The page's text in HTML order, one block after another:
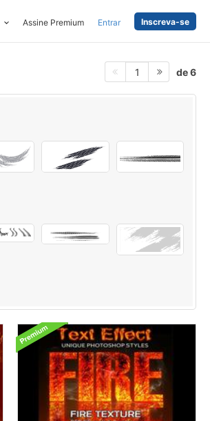
Assine Premium Entrar Inscreva-se
1 de 6